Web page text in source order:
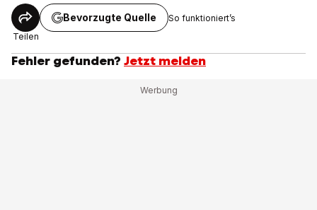
Teilen
Bevorzugte Quelle So funktioniert’s
Fehler gefunden? Jetzt melden